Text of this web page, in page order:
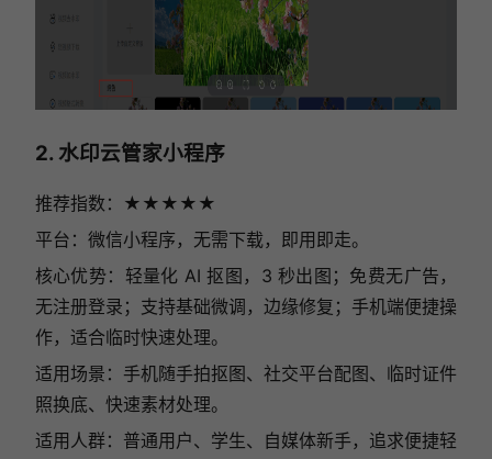
2. 水印云管家小程序
推荐指数：★★★ ★ ★
平台：微信小程序，无需下载，即用即走。
核心优势：轻量化 AI 抠图，3 秒出图；免费无广告，
无注册登录；支持基础微调，边缘修复；手机端便捷操
作，适合临时快速处理。
适用场景：手机随手拍抠图、社交平台配图、临时证件
照换底、快速素材处理。
适用人群：普通用户、学生、自媒体新手，追求便捷轻